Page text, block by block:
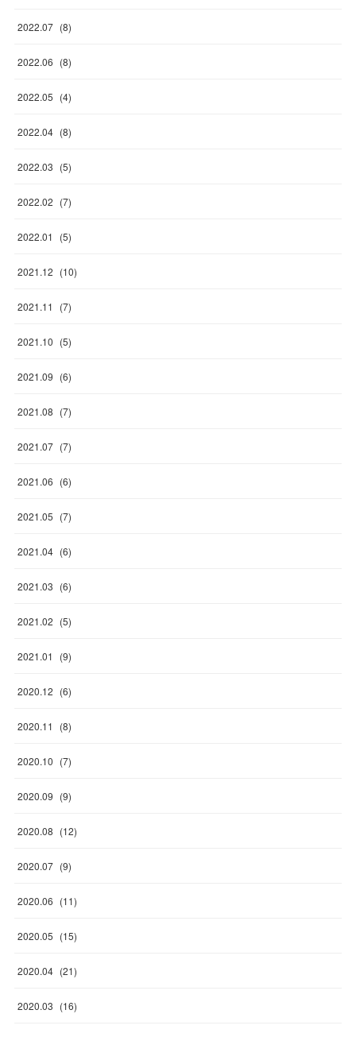
2022.07 (8)
2022.06 (8)
2022.05 (4)
2022.04 (8)
2022.03 (5)
2022.02 (7)
2022.01 (5)
2021.12 (10)
2021.11 (7)
2021.10 (5)
2021.09 (6)
2021.08 (7)
2021.07 (7)
2021.06 (6)
2021.05 (7)
2021.04 (6)
2021.03 (6)
2021.02 (5)
2021.01 (9)
2020.12 (6)
2020.11 (8)
2020.10 (7)
2020.09 (9)
2020.08 (12)
2020.07 (9)
2020.06 (11)
2020.05 (15)
2020.04 (21)
2020.03 (16)